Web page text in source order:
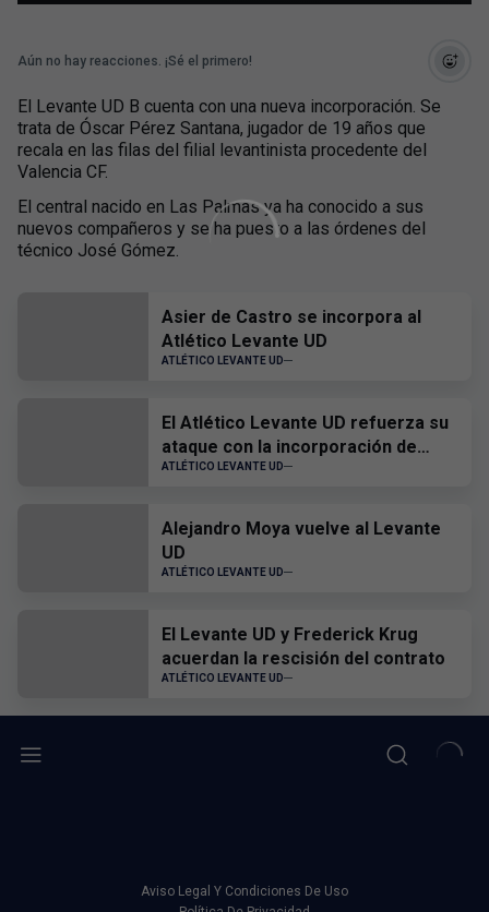
Aún no hay reacciones. ¡Sé el primero!
El Levante UD B cuenta con una nueva incorporación. Se
trata de Óscar Pérez Santana, jugador de 19 años que
recala en las filas del filial levantinista procedente del
Valencia CF.
El central nacido en Las Palmas ya ha conocido a sus
nuevos compañeros y se ha puesto a las órdenes del
técnico José Gómez.
Asier de Castro se incorpora al
Atlético Levante UD
ATLÉTICO LEVANTE UD
El Atlético Levante UD refuerza su
ataque con la incorporación de
Hugo Goñi
ATLÉTICO LEVANTE UD
Alejandro Moya vuelve al Levante
UD
ATLÉTICO LEVANTE UD
El Levante UD y Frederick Krug
acuerdan la rescisión del contrato
ATLÉTICO LEVANTE UD
Aviso Legal Y Condiciones De Uso